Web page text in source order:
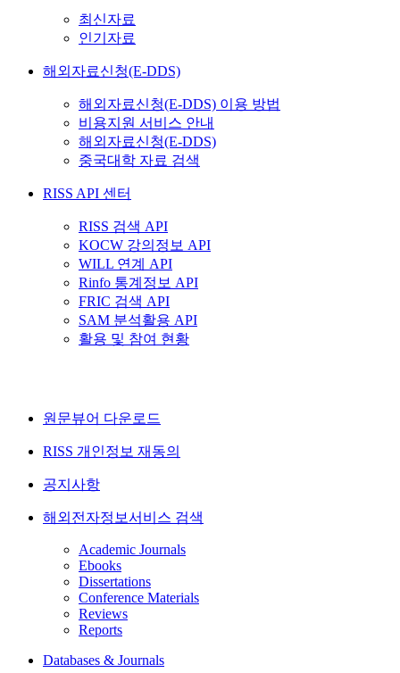
최신자료
인기자료
해외자료신청(E-DDS)
해외자료신청(E-DDS) 이용 방법
비용지원 서비스 안내
해외자료신청(E-DDS)
중국대학 자료 검색
RISS API 센터
RISS 검색 API
KOCW 강의정보 API
WILL 연계 API
Rinfo 통계정보 API
FRIC 검색 API
SAM 분석활용 API
활용 및 참여 현황
원문뷰어 다운로드
RISS 개인정보 재동의
공지사항
해외전자정보서비스 검색
Academic Journals
Ebooks
Dissertations
Conference Materials
Reviews
Reports
Databases & Journals